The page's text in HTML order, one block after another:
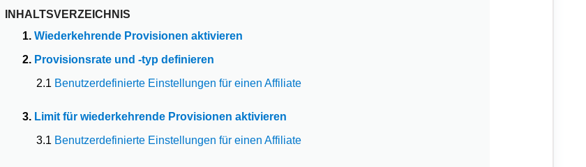
INHALTSVERZEICHNIS
1.Wiederkehrende Provisionen aktivieren
2.Provisionsrate und -typ definieren
2.1Benutzerdefinierte Einstellungen für einen Affiliate
3.Limit für wiederkehrende Provisionen aktivieren
3.1Benutzerdefinierte Einstellungen für einen Affiliate